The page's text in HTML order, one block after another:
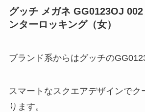
グッチ メガネ GG0123OJ
ンターロッキング（女）
ブランド系からはグッチの
スマートなスクエアデザインでク
ります。